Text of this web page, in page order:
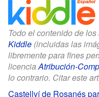
Todo el contenido de
Kiddle (incluidas las
libremente para fines
licenciaAtribución-
lo contrario. Citar este
Castellví de Rosanés